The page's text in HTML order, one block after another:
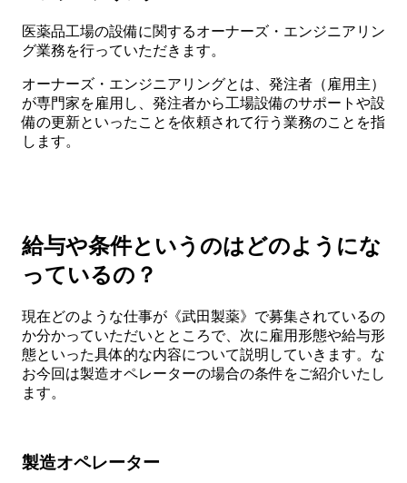
医薬品工場の設備に関するオーナーズ・エンジニアリン
グ業務を行っていただきます。
オーナーズ・エンジニアリングとは、発注者（雇用主）
が専門家を雇用し、発注者から工場設備のサポートや設
備の更新といったことを依頼されて行う業務のことを指
します。
給与や条件というのはどのようにな
っているの？
現在どのような仕事が《武田製薬》で募集されているの
か分かっていただいとところで、次に雇用形態や給与形
態といった具体的な内容について説明していきます。な
お今回は製造オペレーターの場合の条件をご紹介いたし
ます。
製造オペレーター